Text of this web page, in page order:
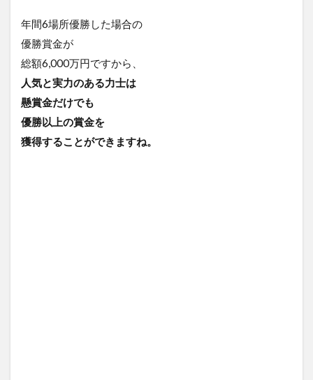
年間6場所優勝した場合の
優勝賞金が
総額6,000万円ですから、
人気と実力のある力士は
懸賞金だけでも
優勝以上の賞金を
獲得することができますね。